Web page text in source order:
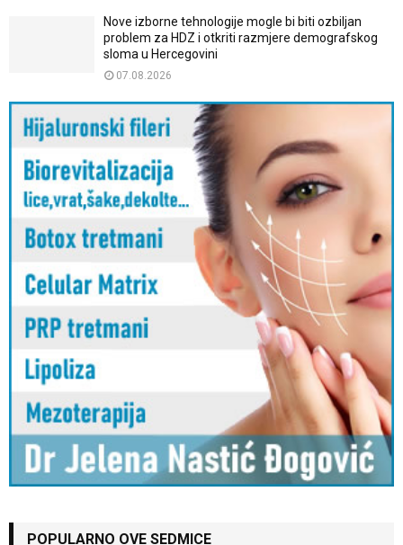
Nove izborne tehnologije mogle bi biti ozbiljan
problem za HDZ i otkriti razmjere demografskog
sloma u Hercegovini
07.08.2026
POPULARNO OVE SEDMICE